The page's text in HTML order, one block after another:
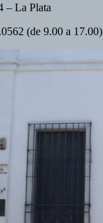
– La Plata
(de 9.00 a 17.00)